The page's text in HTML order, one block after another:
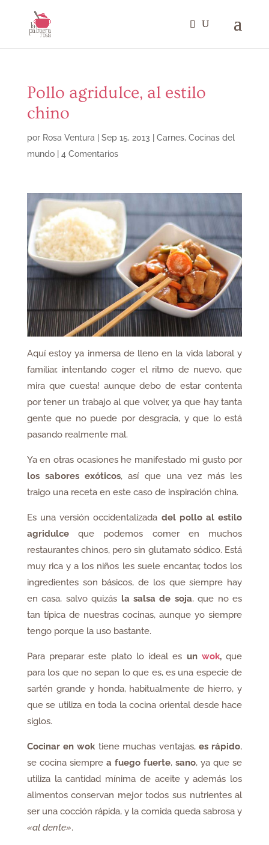
Pollo agridulce, al estilo
chino
por Rosa Ventura Sep 15, 2013 Carnes, Cocinas del
mundo| 4 Comentarios
Aquí estoy ya inmersa de lleno en la vida laboral y
familiar, intentando coger el ritmo de nuevo, que
mira que cuesta! aunque debo de estar contenta
por tener un trabajo al que volver, ya que hay tanta
gente que no puede por desgracia, y que lo está
pasando realmente mal.
Ya en otras ocasiones he manifestado mi gusto por
los sabores exóticos, así que una vez más les
traigo una receta en este caso de inspiración china.
Es una versión occidentalizada del pollo al estilo
agridulceque podemos comer en muchos
restaurantes chinos, pero sin glutamato sódico. Está
muy rica y a los niños les suele encantar, todos los
ingredientes son básicos, de los que siempre hay
en casa, salvo quizás la salsa de soja, que no es
tan típica de nuestras cocinas, aunque yo siempre
tengo porque la uso bastante.
Para preparar este plato lo ideal es un wok,que
para los que no sepan lo que es, es una especie de
sartén grande y honda, habitualmente de hierro, y
que se utiliza en toda la cocina oriental desde hace
siglos.
Cocinar en woktiene muchas ventajas, es rápido,
se cocina siempre a fuego fuerte,sano, ya que se
utiliza la cantidad mínima de aceite y además los
alimentos conservan mejor todos sus nutrientes al
ser una cocción rápida, y la comida queda sabrosa y
«al dente».